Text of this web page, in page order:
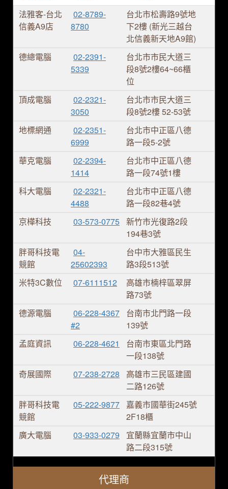
法雅客-台北
信義A9店
02-8789-
8780
台北市松壽路9號地
下2樓 (新光三越台
北信義新天地A9館)
德總電腦
02-2391-
5339
台北市市民大道三
段8號2樓64~66櫃
位
頂成電腦
02-2321-
3050
台北市市民大道三
段8號2樓 52-53號
地標網通
02-2351-
6999
台北市中正區八德
路一段5-2號
華克電腦
02-2394-
1414
台北市中正區八德
路一段74號1樓
科大電腦
02-2321-
4488
台北市中正區八德
路一段82巷4號
京樺科技
03-573-0775 新竹市光復路2段
194巷3號
胖哥科技電
競館
04-
25602393
台中市大雅區民生
路3段513號
米特3C數位
07-6111512
高雄市楠梓區翠屏
路73號
德源電腦
06-228-4367
#2
台南市北門路一段
139號
孟庭資訊
06-228-4621
台南市東區北門路
一段138號
奇展國際
07-238-2728
高雄市三民區建國
二路126號
胖哥科技電
競館
05-222-9877
嘉義市國華街245號
2F18櫃
廣大電腦
03-933-0279
宜蘭縣宜蘭市中山
路二段315號
代理商